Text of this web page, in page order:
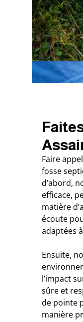
Faire appel
fosse
d’abord,
efficace,
matière
écoute
adaptées
Ensuite,
l’impact
sûre et
de pointe
manière